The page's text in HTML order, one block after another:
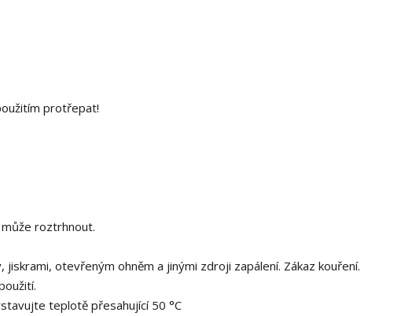
protřepat!
roztrhnout.
otevřeným ohněm a jinými zdroji zapálení. Zákaz kouření.
teplotě přesahující 50 °C